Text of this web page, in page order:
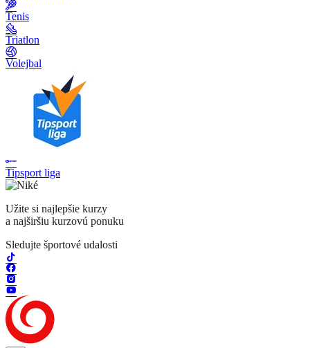
Tenis
Triatlon
Volejbal
Tipsport liga
Užite si najlepšie kurzy
a najširšiu kurzovú ponuku
Sledujte športové udalosti